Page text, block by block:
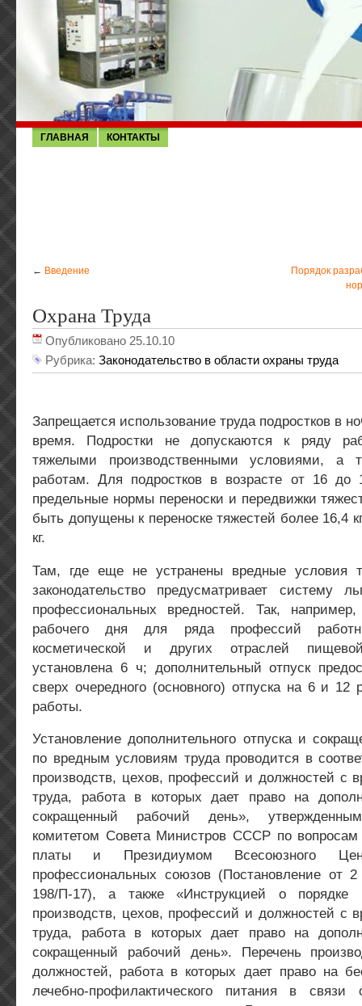
ГЛАВНАЯ КОНТАКТЫ
← Введение
Порядок
Охрана Труда
Опубликовано 25.10.10
Рубрика: Законодательство в области охраны труда
Запрещается использование труда подростков в
время. Подростки не допускаются к ряду
тяжелыми производственными условиями, а
работам. Для подростков в возрасте от 16 до
предельные нормы переноски и передвижки
быть допущены к переноске тяжестей более 16,4
кг.
Там, где еще не устранены вредные условия
законодательство предусматривает систему
профессиональных вредностей. Так, например,
рабочего дня для ряда профессий
косметической и других отраслей
установлена 6 ч; дополнительный отпуск
сверх очередного (основного) отпуска на 6 и 12
работы.
Установление дополнительного отпуска и
по вредным условиям труда проводится в
производств, цехов, профессий и должностей с
труда, работа в которых дает право на
сокращенный рабочий день»,
комитетом Совета Министров СССР по вопросам
платы и Президиумом Всесоюзного
профессиональных союзов (Постановление
198/П-17), а также «Инструкцией о порядке
производств, цехов, профессий и должностей с
труда, работа в которых дает право на
сокращенный рабочий день». Перечень
должностей, работа в которых дает право на
лечебно-профилактического питания в